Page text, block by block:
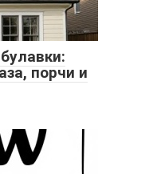
порчи и